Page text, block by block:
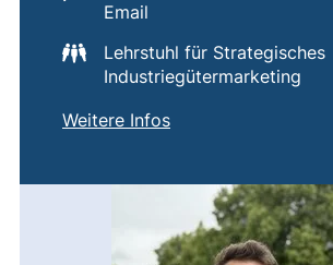
Email
Lehrstuhl für Strategisches
Industriegütermarketing
Weitere Infosvon
Alexander Amthor
(externer Link,